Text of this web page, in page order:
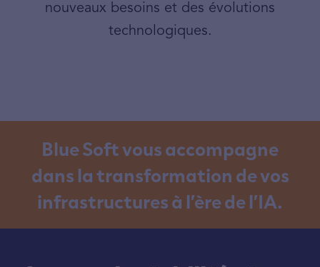
nouveaux besoins et des évolutions
technologiques.
Blue Soft vous accompagne
dans la transformation de vos
infrastructures à l’ère de l’IA.